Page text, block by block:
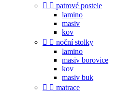
  patrové postele
lamino
masiv
kov
  noční stolky
lamino
masiv borovice
kov
masiv buk
  matrace